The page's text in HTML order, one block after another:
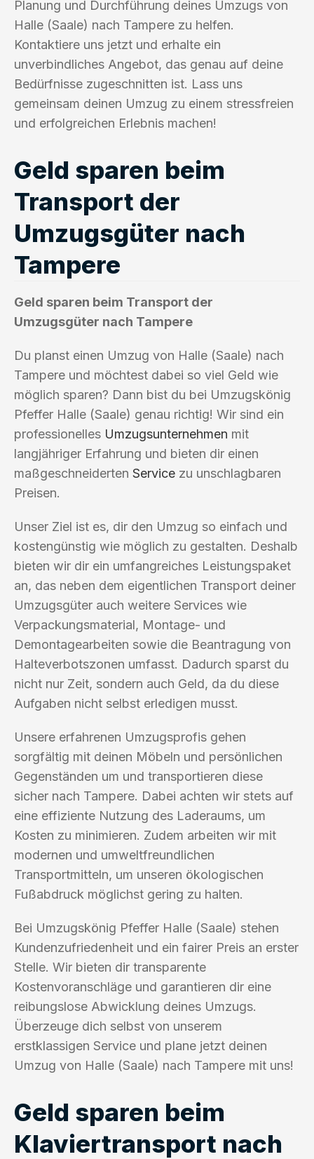
Planung und Durchführung deines Umzugs von
Halle (Saale) nach Tampere zu helfen.
Kontaktiere uns jetzt und erhalte ein
unverbindliches Angebot, das genau auf deine
Bedürfnisse zugeschnitten ist. Lass uns
gemeinsam deinen Umzug zu einem stressfreien
und erfolgreichen Erlebnis machen!
Geld sparen beim
Transport der
Umzugsgüter nach
Tampere
Geld sparen beim Transport der
Umzugsgüter nach Tampere
Du planst einen Umzug von Halle (Saale) nach
Tampere und möchtest dabei so viel Geld wie
möglich sparen? Dann bist du bei Umzugskönig
Pfeffer Halle (Saale) genau richtig! Wir sind ein
professionelles Umzugsunternehmen mit
langjähriger Erfahrung und bieten dir einen
maßgeschneiderten Service zu unschlagbaren
Preisen.
Unser Ziel ist es, dir den Umzug so einfach und
kostengünstig wie möglich zu gestalten. Deshalb
bieten wir dir ein umfangreiches Leistungspaket
an, das neben dem eigentlichen Transport deiner
Umzugsgüter auch weitere Services wie
Verpackungsmaterial, Montage- und
Demontagearbeiten sowie die Beantragung von
Halteverbotszonen umfasst. Dadurch sparst du
nicht nur Zeit, sondern auch Geld, da du diese
Aufgaben nicht selbst erledigen musst.
Unsere erfahrenen Umzugsprofis gehen
sorgfältig mit deinen Möbeln und persönlichen
Gegenständen um und transportieren diese
sicher nach Tampere. Dabei achten wir stets auf
eine effiziente Nutzung des Laderaums, um
Kosten zu minimieren. Zudem arbeiten wir mit
modernen und umweltfreundlichen
Transportmitteln, um unseren ökologischen
Fußabdruck möglichst gering zu halten.
Bei Umzugskönig Pfeffer Halle (Saale) stehen
Kundenzufriedenheit und ein fairer Preis an erster
Stelle. Wir bieten dir transparente
Kostenvoranschläge und garantieren dir eine
reibungslose Abwicklung deines Umzugs.
Überzeuge dich selbst von unserem
erstklassigen Service und plane jetzt deinen
Umzug von Halle (Saale) nach Tampere mit uns!
Geld sparen beim
Klaviertransport nach